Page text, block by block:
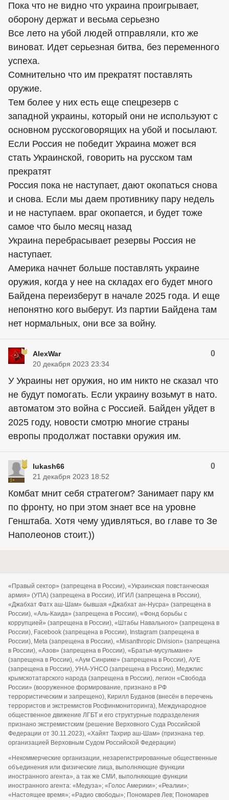
Пока что не видно что украина проигрывает,
оборону держат и весьма серьезно
Все лето на убой людей отправляли, кто же
виноват. Идет серьезная битва, без переменного
успеха.
Сомнительно что им прекратят поставлять
оружие.
Тем более у них есть еще спецрезерв с
западной украины, который они не используют с
основном русскоговорящих на убой и посылают.
Если Россия не победит Украина может вся
стать Украинской, говорить на русском там
прекратят
Россия пока не наступает, дают окопаться снова
и снова. Если мы даем противнику пару недель
и не наступаем. враг окопается, и будет тоже
самое что было месяц назад
Украина перебрасывает резервы Россия не
наступает.
Америка начнет больше поставлять украине
оружия, когда у нее на складах его будет много
Байдена переизберут в начале 2025 года. И еще
непонятно кого выберут. Из партии Байдена там
нет нормальных, они все за войну.
AlexWar 0
20 декабря 2023 23:34
У Украины нет оружия, но им никто не сказал что
не будут помогать. Если украину возьмут в нато.
автоматом это война с Россией. Байден уйдет в
2025 году, новости смотрю многие страны
европы продолжат поставки оружия им.
lukash66 0
21 декабря 2023 18:52
Комбат мнит себя стратегом? Занимает пару км
по фронту, но при этом знает все на уровне
Генштаба. Хотя чему удивляться, во главе то Зе
Наполеонов стоит.))
«Правый сектор» (запрещена в России), «Украинская повстанческая
армия» (УПА) (запрещена в России), ИГИЛ (запрещена в России),
«Джабхат Фатх аш-Шам» бывшая «Джабхат ан-Нусра» (запрещена в
России), «Аль-Каида» (запрещена в России), «Фонд борьбы с
коррупцией» (запрещена в России), «Штабы Навального» (запрещена в
России), Facebook (запрещена в России), Instagram (запрещена в
России), Meta (запрещена в России), «Misanthropic Division» (запрещена
в России), «Азов» (запрещена в России), «Братья-мусульмане»
(запрещена в России), «Аум Синрике» (запрещена в России), АУЕ
(запрещена в России), УНА-УНСО (запрещена в России), Меджлис
крымскотатарского народа (запрещена в России), легион «Свобода
России» (вооруженное формирование, признано в РФ
террористическим и запрещено), Кирилл Буданов (внесён в перечень
террористов и экстремистов Росфинмониторинга), Международное
общественное движение ЛГБТ и его структурные подразделения
признано экстремистским (решение Верховного Суда Российской
Федерации от 30.11.2023), «Хайят Тахрир аш-Шам» (признана тер.
организацией Верховным Судом Российской Федерации)
«Некоммерческие организации, незарегистрированные общественные
объединения или физические лица, выполняющие функции
иностранного агента», а так же СМИ, выполняющие функции
иностранного агента: «Медуза»; «Голос Америки»; «Реалии»;
«Настоящее время»; «Радио свободы»; Пономарев Лев; Пономарев